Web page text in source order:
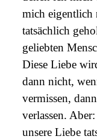
mich eigentlich
tatsächlich
geliebten
Diese Liebe
dann nicht,
vermissen,
verlassen.
unsere Liebe